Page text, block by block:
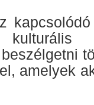
amelyek